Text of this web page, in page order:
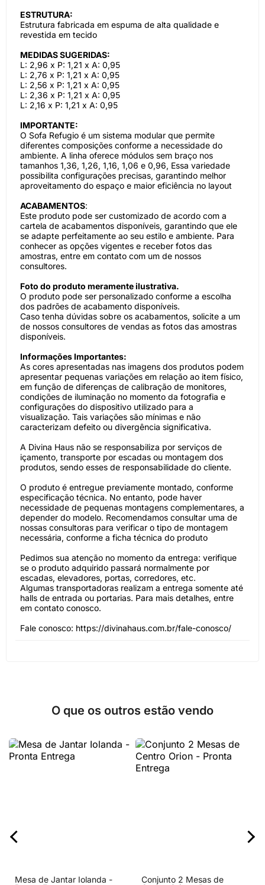
ESTRUTURA:
Estrutura fabricada em espuma de alta qualidade e
revestida em tecido
MEDIDAS SUGERIDAS:
L: 2,96 x P: 1,21 x A: 0,95
L: 2,76 x P: 1,21 x A: 0,95
L: 2,56 x P: 1,21 x A: 0,95
L: 2,36 x P: 1,21 x A: 0,95
L: 2,16 x P: 1,21 x A: 0,95
IMPORTANTE:
O Sofa Refugio é um sistema modular que permite
diferentes composições conforme a necessidade do
ambiente. A linha oferece módulos sem braço nos
tamanhos 1,36, 1,26, 1,16, 1,06 e 0,96, Essa variedade
possibilita configurações precisas, garantindo melhor
aproveitamento do espaço e maior eficiência no layout
ACABAMENTOS:
Este produto pode ser customizado de acordo com a
cartela de acabamentos disponíveis, garantindo que ele
se adapte perfeitamente ao seu estilo e ambiente. Para
conhecer as opções vigentes e receber fotos das
amostras, entre em contato com um de nossos
consultores.
Foto do produto meramente ilustrativa.
O produto pode ser personalizado conforme a escolha
dos padrões de acabamento disponíveis.
Caso tenha dúvidas sobre os acabamentos, solicite a um
de nossos consultores de vendas as fotos das amostras
disponíveis.
Informações Importantes:
As cores apresentadas nas imagens dos produtos podem
apresentar pequenas variações em relação ao item físico,
em função de diferenças de calibração de monitores,
condições de iluminação no momento da fotografia e
configurações do dispositivo utilizado para a
visualização. Tais variações são mínimas e não
caracterizam defeito ou divergência significativa.
A Divina Haus não se responsabiliza por serviços de
içamento, transporte por escadas ou montagem dos
produtos, sendo esses de responsabilidade do cliente.
O produto é entregue previamente montado, conforme
especificação técnica. No entanto, pode haver
necessidade de pequenas montagens complementares, a
depender do modelo. Recomendamos consultar uma de
nossas consultoras para verificar o tipo de montagem
necessária, conforme a ficha técnica do produto
Pedimos sua atenção no momento da entrega: verifique
se o produto adquirido passará normalmente por
escadas, elevadores, portas, corredores, etc.
Algumas transportadoras realizam a entrega somente até
halls de entrada ou portarias. Para mais detalhes, entre
em contato conosco.
Fale conosco: https://divinahaus.com.br/fale-conosco/
O que os outros estão vendo
Mesa de Jantar Iolanda -
Conjunto 2 Mesas de